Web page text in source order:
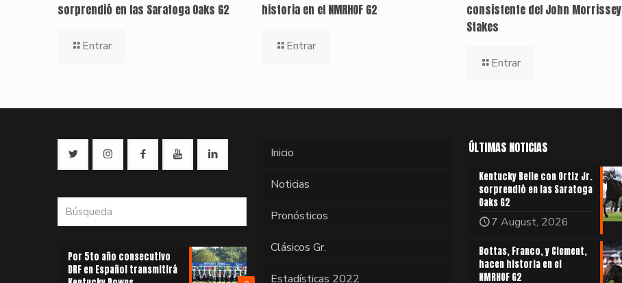
sorprendió en las Saratoga Oaks G2
Entrar
historia en el NMRHOF G2
Entrar
consistente del John Morrissey
Stakes
Entrar
Por 5to año consecutivo
DRF en Español transmitirá
Inicio
Noticias
Pronósticos
Clásicos Gr.
Estadísticas 2022
ÚLTIMAS NOTICIAS
Kentucky Belle con Ortiz Jr.
sorprendió en las Saratoga
Oaks G2
7 August, 2026
Bottas, Franco, y Clement,
hacen historia en el
NMRHOF G2